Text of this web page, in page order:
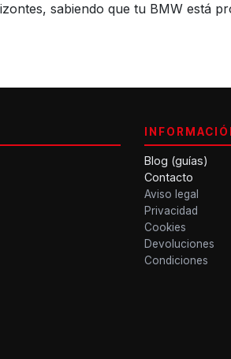
sabiendo que tu BMW está
Blog (guías)
Contacto
Aviso legal
Privacidad
Cookies
Devoluciones
Condiciones